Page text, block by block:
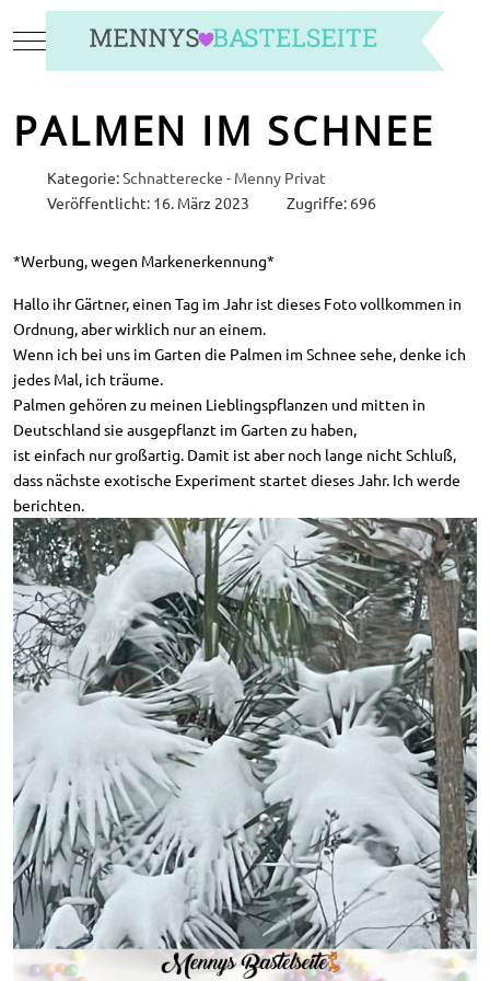
Mobile Menu Toggle
PALMEN IM SCHNEE
Kategorie:Schnatterecke - Menny Privat
Veröffentlicht: 16. März 2023
Zugriffe: 696
*Werbung, wegen Markenerkennung*
Hallo ihr Gärtner, einen Tag im Jahr ist dieses Foto vollkommen in
Ordnung, aber wirklich nur an einem.
Wenn ich bei uns im Garten die Palmen im Schnee sehe, denke ich
jedes Mal, ich träume.
Palmen gehören zu meinen Lieblingspflanzen und mitten in
Deutschland sie ausgepflanzt im Garten zu haben,
ist einfach nur großartig. Damit ist aber noch lange nicht Schluß,
dass nächste exotische Experiment startet dieses Jahr. Ich werde
berichten.